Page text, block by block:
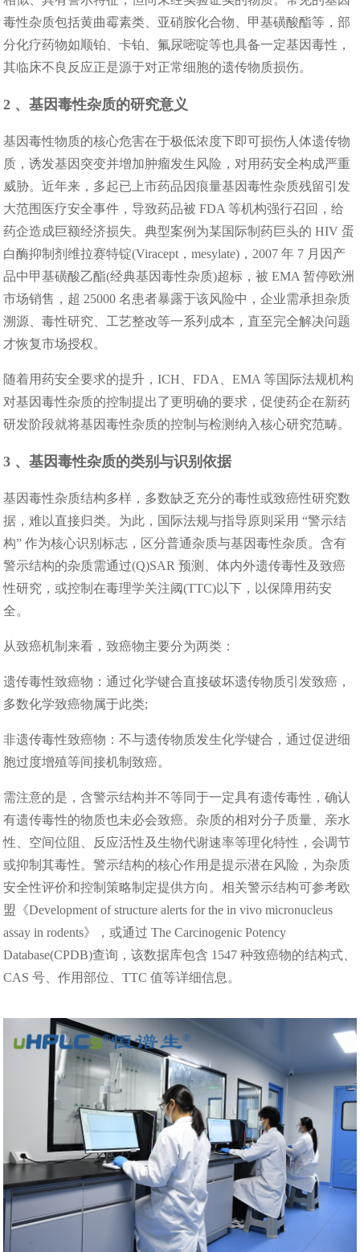
毒性杂质包括黄曲霉素类、亚硝胺化合物、甲基磺酸酯等，部
分化疗药物如顺铂、卡铂、氟尿嘧啶等也具备一定基因毒性，
其临床不良反应正是源于对正常细胞的遗传物质损伤。
2 、基因毒性杂质的研究意义
基因毒性物质的核心危害在于极低浓度下即可损伤人体遗传物
质，诱发基因突变并增加肿瘤发生风险，对用药安全构成严重
威胁。近年来，多起已上市药品因痕量基因毒性杂质残留引发
大范围医疗安全事件，导致药品被 FDA 等机构强行召回，给
药企造成巨额经济损失。典型案例为某国际制药巨头的 HIV 蛋
白酶抑制剂维拉赛特锭(Viracept，mesylate)，2007 年 7 月因产
品中甲基磺酸乙酯(经典基因毒性杂质)超标，被 EMA 暂停欧洲
市场销售，超 25000 名患者暴露于该风险中，企业需承担杂质
溯源、毒性研究、工艺整改等一系列成本，直至完全解决问题
才恢复市场授权。
随着用药安全要求的提升，ICH、FDA、EMA 等国际法规机构
对基因毒性杂质的控制提出了更明确的要求，促使药企在新药
研发阶段就将基因毒性杂质的控制与检测纳入核心研究范畴。
3 、基因毒性杂质的类别与识别依据
基因毒性杂质结构多样，多数缺乏充分的毒性或致癌性研究数
据，难以直接归类。为此，国际法规与指导原则采用 “警示结
构” 作为核心识别标志，区分普通杂质与基因毒性杂质。含有
警示结构的杂质需通过(Q)SAR 预测、体内外遗传毒性及致癌
性研究，或控制在毒理学关注阈(TTC)以下，以保障用药安
全。
从致癌机制来看，致癌物主要分为两类：
遗传毒性致癌物：通过化学键合直接破坏遗传物质引发致癌，
多数化学致癌物属于此类;
非遗传毒性致癌物：不与遗传物质发生化学键合，通过促进细
胞过度增殖等间接机制致癌。
需注意的是，含警示结构并不等同于一定具有遗传毒性，确认
有遗传毒性的物质也未必会致癌。杂质的相对分子质量、亲水
性、空间位阻、反应活性及生物代谢速率等理化特性，会调节
或抑制其毒性。警示结构的核心作用是提示潜在风险，为杂质
安全性评价和控制策略制定提供方向。相关警示结构可参考欧
盟《Development of structure alerts for the in vivo micronucleus
assay in rodents》，或通过 The Carcinogenic Potency
Database(CPDB)查询，该数据库包含 1547 种致癌物的结构式、
CAS 号、作用部位、TTC 值等详细信息。